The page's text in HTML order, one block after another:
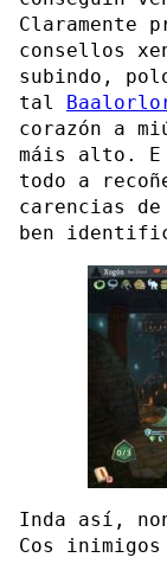
Claramente
consellos
subindo,
tal
corazón a
máis alto. E
todo a
carencias
ben
Inda así,
Cos